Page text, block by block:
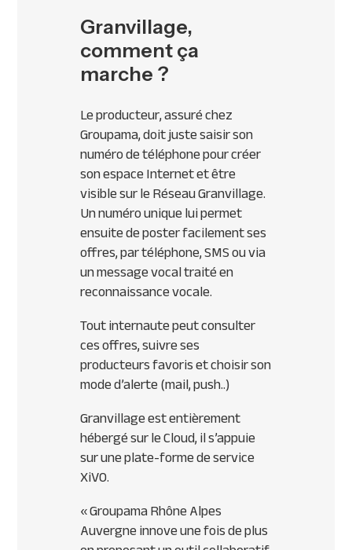
Granvillage,
comment ça
marche ?
Le producteur, assuré chez
Groupama, doit juste saisir son
numéro de téléphone pour créer
son espace Internet et être
visible sur le Réseau Granvillage.
Un numéro unique lui permet
ensuite de poster facilement ses
offres, par téléphone,SMSou via
un message vocal traité en
reconnaissance vocale.
Tout internaute peut consulter
ces offres, suivre ses
producteurs favoris et choisir son
mode d’alerte (mail, push..)
Granvillage est entièrement
hébergé sur le Cloud, il s’appuie
sur une plate-forme de service
XiVO.
« Groupama Rhône Alpes
Auvergne innove une fois de plus